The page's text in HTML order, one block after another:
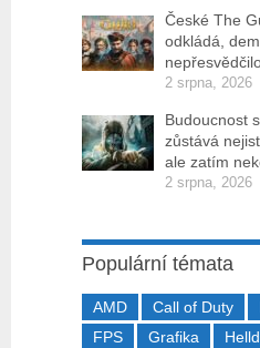
České The
odkládá,
2 srpna, 2026
Budoucnost
zůstává
ale zatím
2 srpna, 2026
Populární témata
AMD Call of Duty
FPS
Grafika